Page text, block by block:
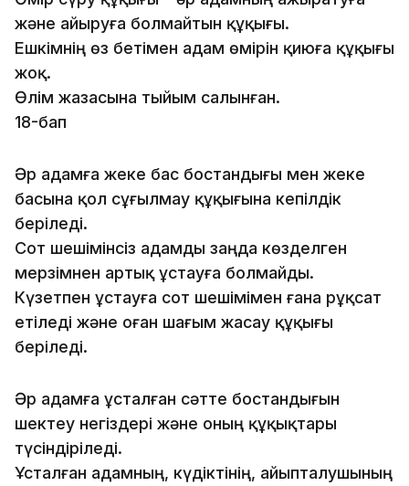
және айыруға болмайтын құқығы.
Ешкімнің өз бетімен адам өмірін қиюға құқығы
жоқ.
Өлім жазасына тыйым салынған.
18-бап
Әр адамға жеке бас бостандығы мен жеке
басына қол сұғылмау құқығына кепілдік
беріледі.
Сот шешімінсіз адамды заңда көзделген
мерзімнен артық ұстауға болмайды.
Күзетпен ұстауға сот шешімімен ғана рұқсат
етіледі және оған шағым жасау құқығы
беріледі.
Әр адамға ұсталған сәтте бостандығын
шектеу негіздері және оның құқықтары
түсіндіріледі.
Ұсталған адамның, күдіктінің, айыпталушының